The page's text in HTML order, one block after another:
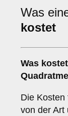
Was
kostet
Was
Die Kosten
von der Art